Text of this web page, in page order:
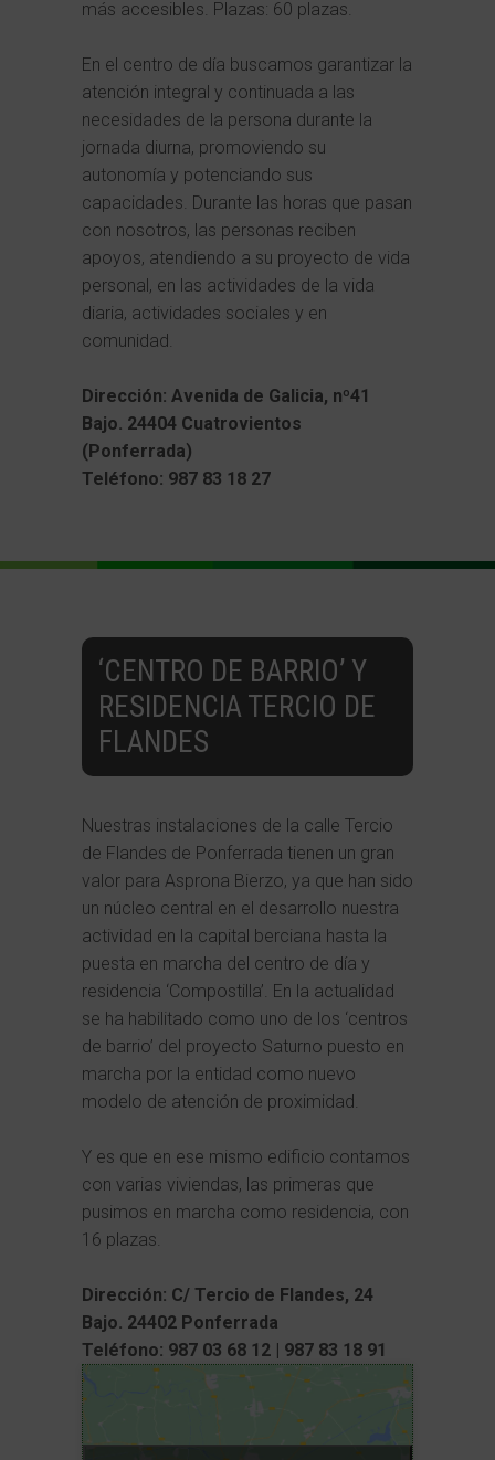
más accesibles. Plazas: 60 plazas.
En el centro de día buscamos garantizar la
atención integral y continuada a las
necesidades de la persona durante la
jornada diurna, promoviendo su
autonomía y potenciando sus
capacidades. Durante las horas que pasan
con nosotros, las personas reciben
apoyos, atendiendo a su proyecto de vida
personal, en las actividades de la vida
diaria, actividades sociales y en
comunidad.
Dirección: Avenida de Galicia, nº41
Bajo. 24404 Cuatrovientos
(Ponferrada)
Teléfono: 987 83 18 27
‘CENTRO DE BARRIO’ Y
RESIDENCIA TERCIO DE
FLANDES
Nuestras instalaciones de la calle Tercio
de Flandes de Ponferrada tienen un gran
valor para Asprona Bierzo, ya que han sido
un núcleo central en el desarrollo nuestra
actividad en la capital berciana hasta la
puesta en marcha del centro de día y
residencia ‘Compostilla’. En la actualidad
se ha habilitado como uno de los ‘centros
de barrio’ del proyecto Saturno puesto en
marcha por la entidad como nuevo
modelo de atención de proximidad.
Y es que en ese mismo edificio contamos
con varias viviendas, las primeras que
pusimos en marcha como residencia, con
16 plazas.
Dirección: C/ Tercio de Flandes, 24
Bajo. 24402 Ponferrada
Teléfono: 987 03 68 12 | 987 83 18 91